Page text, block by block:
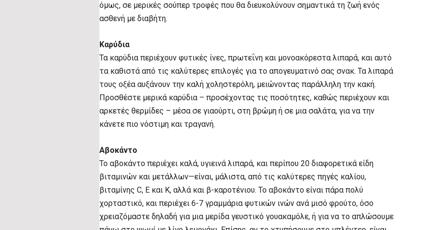
όμως, σε μερικές σούπερ τροφές που θα διευκολύνουν σημαντικά τη ζωή ενός
ασθενή με διαβήτη.
Καρύδια
Τα καρύδια περιέχουν φυτικές ίνες, πρωτεΐνη και μονοακόρεστα λιπαρά, και αυτό
τα καθιστά από τις καλύτερες επιλογές για το απογευματινό σας σνακ. Τα λιπαρά
τους οξέα αυξάνουν την καλή χοληστερόλη, μειώνοντας παράλληλη την κακή.
Προσθέστε μερικά καρύδια – προσέχοντας τις ποσότητες, καθώς περιέχουν και
αρκετές θερμίδες – μέσα σε γιαούρτι, στη βρώμη ή σε μια σαλάτα, για να την
κάνετε πιο νόστιμη και τραγανή.
Αβοκάντο
Το αβοκάντο περιέχει καλά, υγιεινά λιπαρά, και περίπου 20 διαφορετικά είδη
βιταμινών και μετάλλων—είναι, μάλιστα, από τις καλύτερες πηγές καλίου,
βιταμίνης C, E και Κ, αλλά και β-καροτένιου. Το αβοκάντο είναι πάρα πολύ
χορταστικό, και περιέχει 6-7 γραμμάρια φυτικών ινών ανά μισό φρούτο, όσο
χρειαζόμαστε δηλαδή για μια μερίδα γευστικό γουακαμόλε, ή για να το απλώσουμε